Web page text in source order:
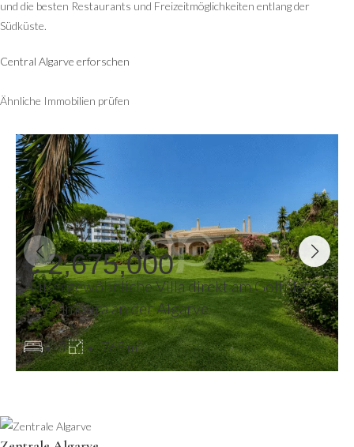
und die besten Restaurants und Freizeitmöglichkeiten entlang der
Südküste.
Central Algarve erforschen
Ähnliche Immobilien prüfen
€ 2,675,000
Außergewöhnliche Villa direkt am Golfplatz
in Vilamoura an der Algarve
3 765 m²